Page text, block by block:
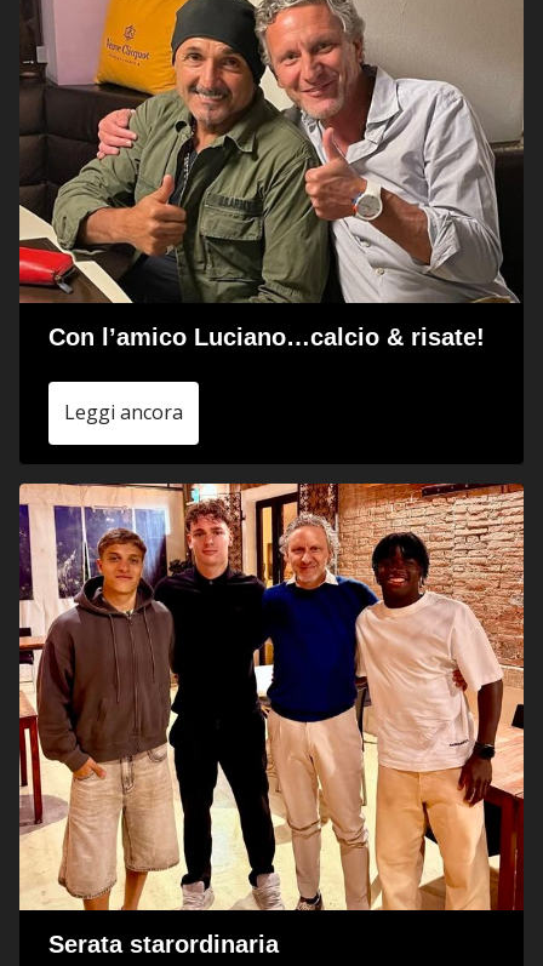
Con l’amico Luciano…calcio & risate!
Leggi ancora
Serata starordinaria